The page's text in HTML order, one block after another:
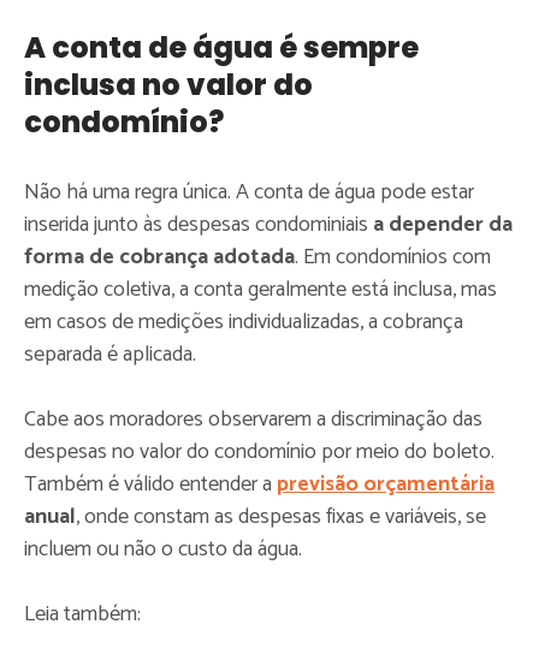
A conta de água é sempre
inclusa no valor do
condomínio?
Não há uma regra única. A conta de água pode estar
inserida junto às despesas condominiais a depender da
forma de cobrança adotada. Em condomínios com
medição coletiva, a conta geralmente está inclusa, mas
em casos de medições individualizadas, a cobrança
separada é aplicada.
Cabe aos moradores observarem a discriminação das
despesas no valor do condomínio por meio do boleto.
Também é válido entender a previsão orçamentária
anual, onde constam as despesas fixas e variáveis, se
incluem ou não o custo da água.
Leia também: